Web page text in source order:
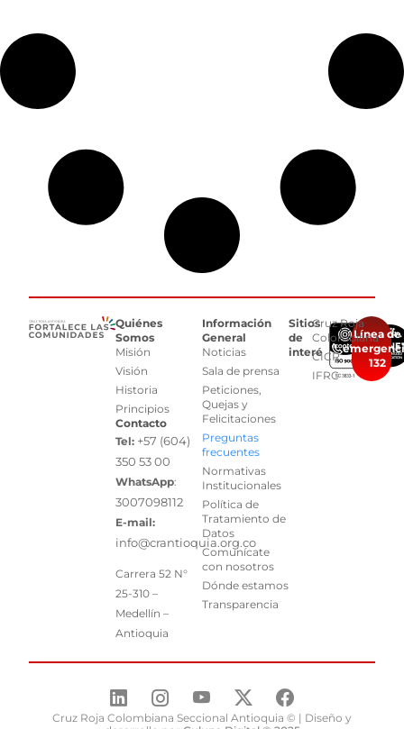
Quiénes
Somos
Misión
Visión
Historia
Principios
Contacto
Tel: +57 (604)
350 53 00
WhatsApp:
3007098112
E-mail:
info@crantioquia.org.co
Carrera 52 N°
25-310 –
Medellín –
Antioquia
Información
General
Noticias
Sala de prensa
Peticiones,
Quejas y
Felicitaciones
Preguntas
frecuentes
Normativas
Institucionales
Política de
Tratamiento de
Datos
Comunícate
con nosotros
Dónde estamos
Transparencia
Sitios
de
interés
Cruz Roja
Colombiana
CICR
IFRC
Línea de
132
Cruz Roja Colombiana Seccional Antioquia © | Diseño y